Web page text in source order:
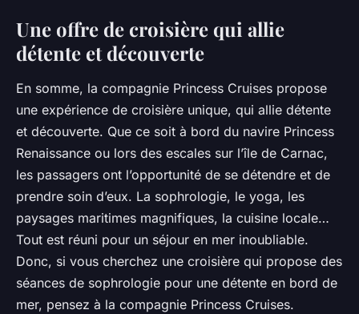
Une offre de croisière qui allie
détente et découverte
En somme, la compagnie Princess Cruises propose
une expérience de croisière unique, qui allie détente
et découverte. Que ce soit à bord du navire Princess
Renaissance ou lors des escales sur l’île de Carnac,
les passagers ont l’opportunité de se détendre et de
prendre soin d’eux. La sophrologie, le yoga, les
paysages maritimes magnifiques, la cuisine locale…
Tout est réuni pour un séjour en mer inoubliable.
Donc, si vous cherchez une croisière qui propose des
séances de sophrologie pour une détente en bord de
mer, pensez à la compagnie Princess Cruises.